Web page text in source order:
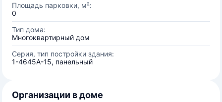
Площадь парковки, м²:
0
Тип дома:
Многоквартирный дом
Серия, тип постройки здания:
1-4645А-15, панельный
Организации в доме